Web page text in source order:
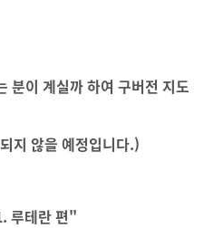
분이 계실까하여 구버전 지도
지 않을 예정입니다.)
루테란 편"